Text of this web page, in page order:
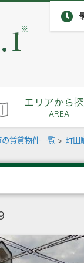
※
エリアから
AREA
の賃貸物件一覧 > 町田